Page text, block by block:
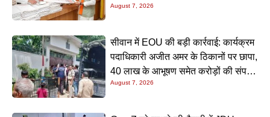
अपील
August 7, 2026
सीवान में EOU की बड़ी कार्रवाई: कार्यक्रम
पदाधिकारी अजीत अमर के ठिकानों पर छापा,
40 लाख के आभूषण समेत करोड़ों की संपत्ति
की जांच शुरू
August 7, 2026